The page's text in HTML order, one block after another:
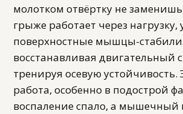
молотком отвёртку не
грыже работает через нагрузку,
поверхностные мышцы-
восстанавливая двигательный
тренируя осевую устойчивость.
работа, особенно в подострой
воспаление спало, а мышечный